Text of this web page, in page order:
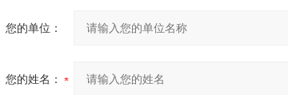
您的单位：
您的姓名：